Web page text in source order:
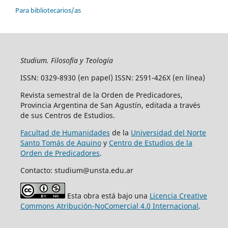
Para bibliotecarios/as
Studium. Filosofía y Teología
ISSN: 0329-8930 (en papel) ISSN: 2591-426X (en línea)
Revista semestral de la Orden de Predicadores,
Provincia Argentina de San Agustín, editada a través
de sus Centros de Estudios.
Facultad de Humanidades de la Universidad del Norte
Santo Tomás de Aquinoy Centro de Estudios de la
Orden de Predicadores.
Contacto: studium@unsta.edu.ar
Esta obra está bajo una Licencia Creative
Commons Atribución-NoComercial 4.0 Internacional.